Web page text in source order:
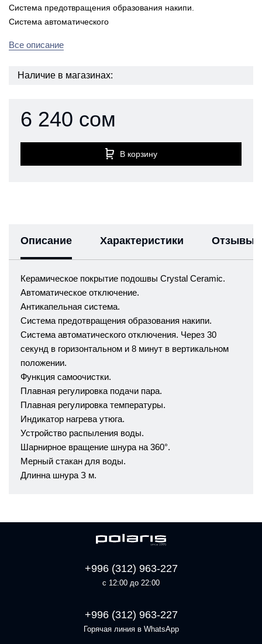
Система предотвращения образования накипи.
Система автоматического
Все описание
Наличие в магазинах:
6 240 сом
В корзину
Описание Характеристики Отзывы
Керамическое покрытие подошвы Crystal Ceramic.
Автоматическое отключение.
Антикапельная система.
Система предотвращения образования накипи.
Система автоматического отключения. Через 30
секунд в горизонтальном и 8 минут в вертикальном
положении.
Функция самоочистки.
Плавная регулировка подачи пара.
Плавная регулировка температуры.
Индикатор нагрева утюга.
Устройство распыления воды.
Шарнирное вращение шнура на 360°.
Мерный стакан для воды.
Длинна шнура З м.
+996 (312) 963-227
с 12:00 до 22:00
+996 (312) 963-227
Горячая линия в WhatsApp